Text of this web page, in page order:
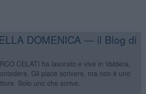
DOMENICA — il Blog di
CELATI ha lavorato e vive in Valdera,
Gli piace scrivere, ma non è uno
Solo uno che scrive.